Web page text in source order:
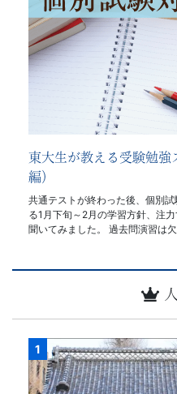
東大生が教える受験勉強
編）
共通テストが終わった後、個別
る1月下旬～2月の学習方針、注
聞いてみました。 過去問演習は